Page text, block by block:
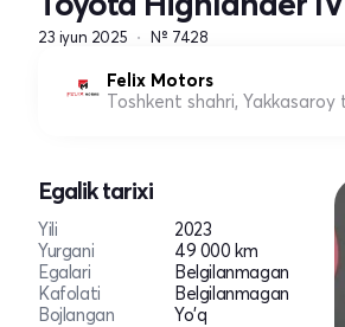
23 iyun 2025 № 7428
Felix Motors
Toshkent shahri, Yakkasaroy
Egalik tarixi
Yili
2023
Yurgani
49 000 km
Egalari
Belgilanmagan
Kafolati
Belgilanmagan
Bojlangan
Yo'q